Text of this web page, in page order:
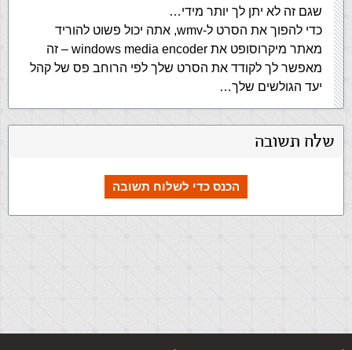
שגם זה לא יתן לך יותר מידי…
כדי להפוך את הסרט ל-wmv, אתה יכול פשוט להוריד
מאתר מיקרוסופט את windows media encoder – זה
מאפשר לך לקודד את הסרט שלך לפי הרוחב פס של קהל
יעד הגולשים שלך…
שלח תשובה
הכנס כדי לשלוח תשובה